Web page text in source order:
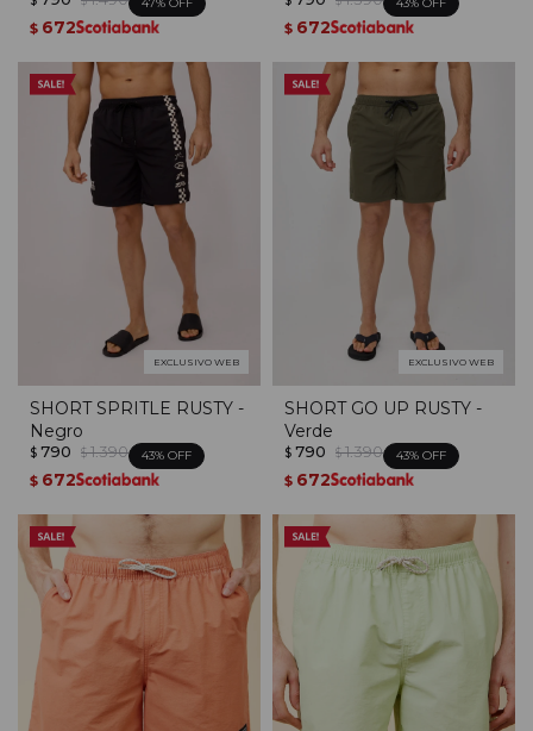
$ 672 $ 672
EXCLUSIVO WEB
SHORT SPRITLE RUSTY -
Negro
$ 790 $ 1.390 43
$ 672
EXCLUSIVO WEB
SHORT GO UP RUSTY -
Verde
$ 790 $ 1.390 43
$ 672